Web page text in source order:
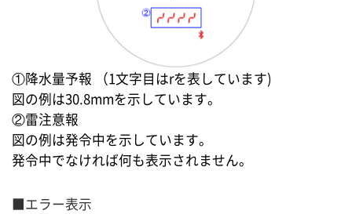
①降水量予報 （1文字目はrを表しています)
図の例は30.8mmを示しています。
②雷注意報
図の例は発令中を示しています。
発令中でなければ何も表示されません。
■エラー表示